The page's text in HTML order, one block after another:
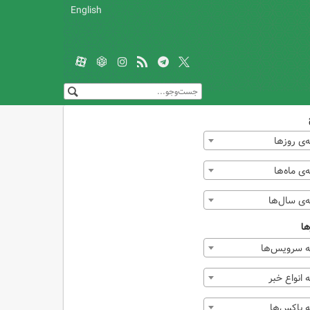
English
روزها
ماه‌ها
سال‌ها
سرویس‌ها
انواع خبر